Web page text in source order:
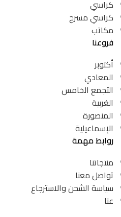
كراسي
كراسي مسرح
مكاتب
فروعنا
أكتوبر
المعادي
التجمع الخامس
الغربية
المنصورة
الإسماعيلية
روابط مهمة
منتجاتنا
تواصل معنا
سياسة الشحن والاسترجاع
عنا